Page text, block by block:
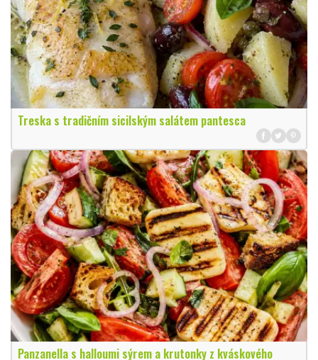
Treska s tradičním sicilským salátem pantesca
Panzanella s halloumi sýrem a krutonky z kváskového